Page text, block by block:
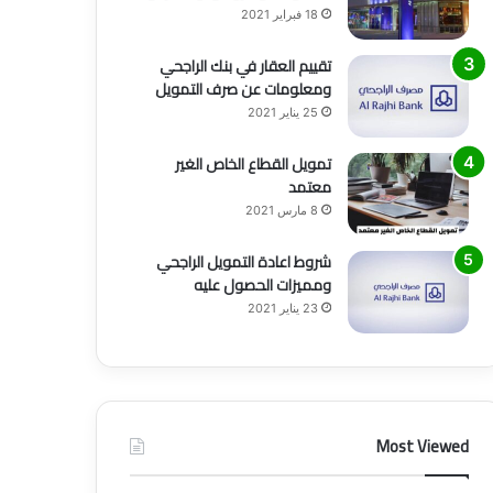
18 فبراير 2021
تقييم العقار في بنك الراجحي
ومعلومات عن صرف التمويل
25 يناير 2021
تمويل القطاع الخاص الغير
معتمد
8 مارس 2021
شروط اعادة التمويل الراجحي
ومميزات الحصول عليه
23 يناير 2021
Most Viewed